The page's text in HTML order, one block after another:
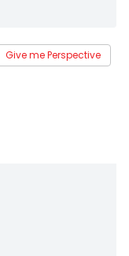
Give me Perspective